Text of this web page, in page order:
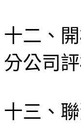
十二、
分公司
十三、